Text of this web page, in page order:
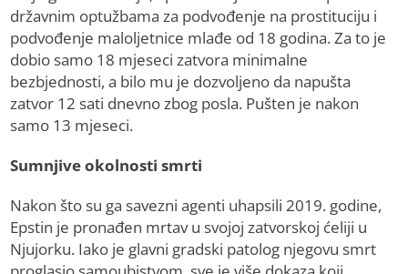
državnim optužbama za podvođenje na prostituciju i
podvođenje maloljetnice mlađe od 18 godina. Za to je
dobio samo 18 mjeseci zatvora minimalne
bezbjednosti, a bilo mu je dozvoljeno da napušta
zatvor 12 sati dnevno zbog posla. Pušten je nakon
samo 13 mjeseci.
Sumnjive okolnosti smrti
Nakon što su ga savezni agenti uhapsili 2019. godine,
Epstin je pronađen mrtav u svojoj zatvorskoj ćeliji u
Njujorku. Iako je glavni gradski patolog njegovu smrt